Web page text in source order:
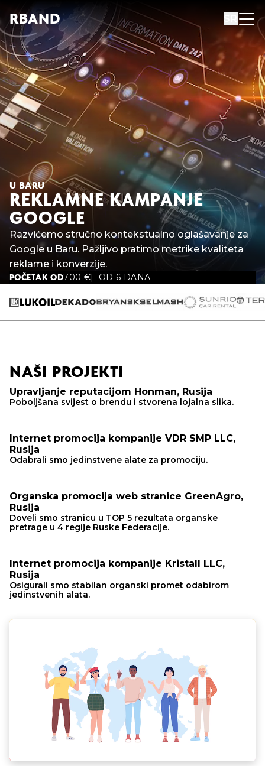
RBAND
REKLAMNE KAMPANJE
GOOGLE
U BARU
Razvićemo stručno kontekstualno oglašavanje za
Google u Baru. Pažljivo pratimo metrike kvaliteta
reklame i konverzije.
POČETAK OD700 € OD 6 DANA
NAŠI PROJEKTI
Upravljanje reputacijom Honman, Rusija
Poboljšana svijest o brendu i stvorena lojalna slika.
Internet promocija kompanije VDR SMP LLC,
Rusija
Odabrali smo jedinstvene alate za promociju.
Organska promocija web stranice GreenAgro,
Rusija
Doveli smo stranicu u TOP 5 rezultata organske
pretrage u 4 regije Ruske Federacije.
Internet promocija kompanije Kristall LLC,
Rusija
Osigurali smo stabilan organski promet odabirom
jedinstvenih alata.